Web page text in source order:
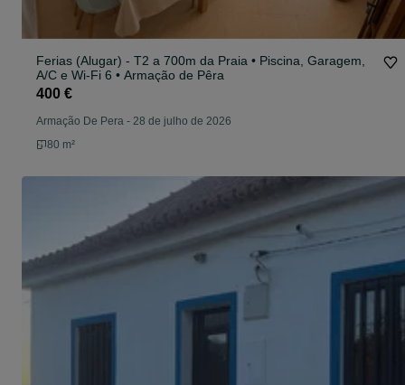
Ferias (Alugar) - T2 a 700m da Praia • Piscina, Garagem,
A/C e Wi-Fi 6 • Armação de Pêra
400 €
Armação De Pera - 28 de julho de 2026
80 m²